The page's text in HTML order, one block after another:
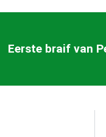
Eerste braif van